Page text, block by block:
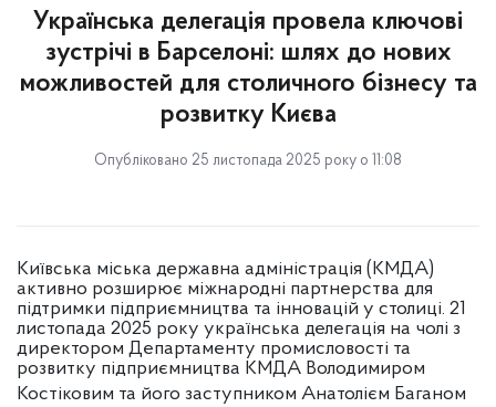
Українська делегація провела ключові
зустрічі в Барселоні: шлях до нових
можливостей для столичного бізнесу та
розвитку Києва
Опубліковано 25 листопада 2025 року о 11:08
Київська міська державна адміністрація (КМДА)
активно розширює міжнародні партнерства для
підтримки підприємництва та інновацій у столиці. 21
листопада 2025 року українська делегація на чолі з
директором Департаменту промисловості та
розвитку підприємництва КМДА Володимиром
Костіковим та його заступником Анатолієм Баганом